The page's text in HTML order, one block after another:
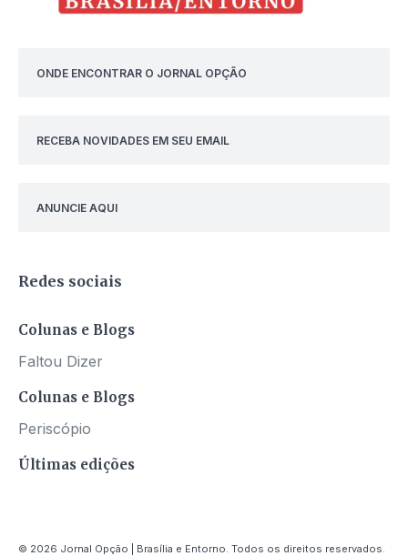
ONDE ENCONTRAR O JORNAL OPÇÃO
RECEBA NOVIDADES EM SEU EMAIL
ANUNCIE AQUI
Redes sociais
Colunas e Blogs
Faltou Dizer
Colunas e Blogs
Periscópio
Últimas edições
© 2026 Jornal Opção | Brasília e Entorno. Todos os direitos reservados.